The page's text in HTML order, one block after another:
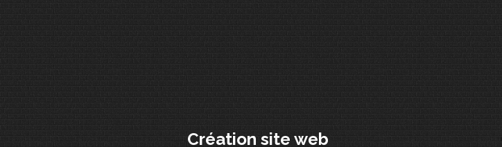
Création site web